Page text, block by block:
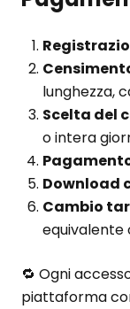
lunghezza,
Scelta del
o intera
Download
Cambio
equivalente
🔁 Ogni
piattaforma